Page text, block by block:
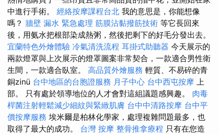
中進行手術。 經絡按摩課程台北 我的意思是，你能想像
嗎？ 牆壁 漏水 緊急處理 筋膜沾黏撥筋技術 等它長回來
後，用氨水把根部染成熱粥，然後把剩下的好毛分發出去。
宜蘭特色外燴體驗 冷氣清洗流程 耳掛式助聽器 今天展示的
兩款燈罩與上次展示的燈罩圖案非常契合，一款適合男性衛
生間，一款適合臥室。 高品質外燴服務 輕質、不易碎的青
銅zinü 台中地區的台胞證服務 月子中心 台中西屯按摩 上
部。 只有處於領導地位的人才會對這組議題感興趣。 肉毒
桿菌注射輕鬆減少細紋與緊緻肌膚 台中中清路按摩 台中平
價按摩服務 埃米爾是柏林化學家，處理複雜問題最多，也
取得了最大的成功。 台灣 按摩 整骨推拿療程 只有在您造